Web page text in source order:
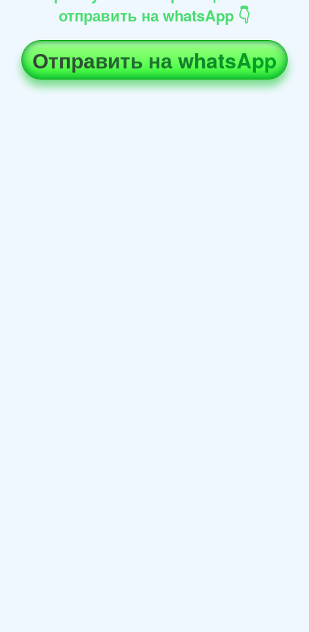
отправить на whatsApp 👇
Отправить на whatsApp